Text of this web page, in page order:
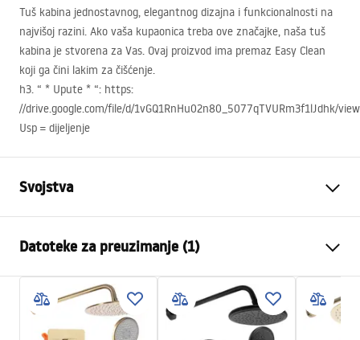
Tuš kabina jednostavnog, elegantnog dizajna i funkcionalnosti na
najvišoj razini. Ako vaša kupaonica treba ove značajke, naša tuš
kabina je stvorena za Vas. Ovaj proizvod ima premaz Easy Clean
koji ga čini lakim za čišćenje.
h3. “ * Upute * “: https:
//drive.google.com/file/d/1vGQ1RnHu02n80_5077qTVURm3f1lJdhk/
Usp = dijeljenje
Svojstva
Boja
Black
Tip kabine
Ugao
Boja stakla
Transparent 6mm
Način otvaranja
obostrano sklopivi
Datoteke za preuzimanje (1)
shower manual
shower manual.pdf